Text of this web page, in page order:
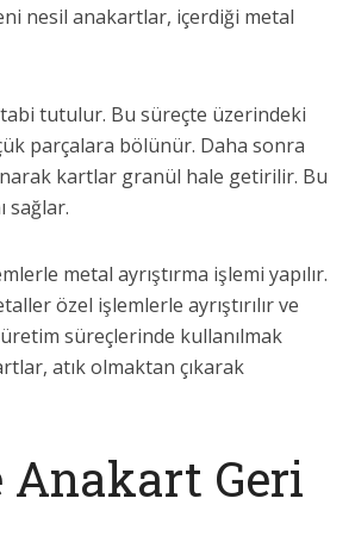
nesil anakartlar, içerdiği metal
tutulur. Bu süreçte üzerindeki
parçalara bölünür. Daha sonra
kartlar granül hale getirilir. Bu
sağlar.
metal ayrıştırma işlemi yapılır.
özel işlemlerle ayrıştırılır ve
süreçlerinde kullanılmak
atık olmaktan çıkarak
Anakart Geri